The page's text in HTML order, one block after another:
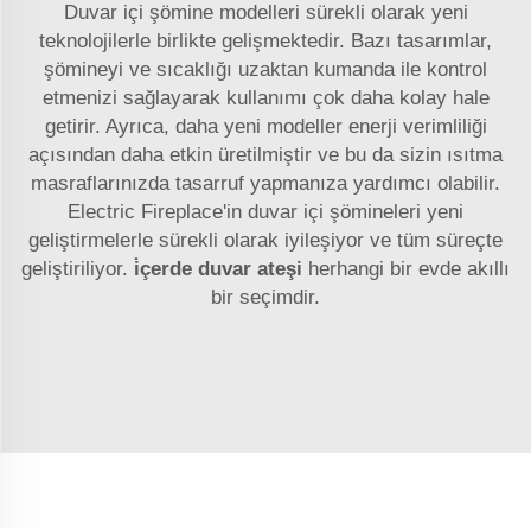
Duvar içi şömine modelleri sürekli olarak yeni
teknolojilerle birlikte gelişmektedir. Bazı tasarımlar,
şömineyi ve sıcaklığı uzaktan kumanda ile kontrol
etmenizi sağlayarak kullanımı çok daha kolay hale
getirir. Ayrıca, daha yeni modeller enerji verimliliği
açısından daha etkin üretilmiştir ve bu da sizin ısıtma
masraflarınızda tasarruf yapmanıza yardımcı olabilir.
Electric Fireplace'in duvar içi şömineleri yeni
geliştirmelerle sürekli olarak iyileşiyor ve tüm süreçte
geliştiriliyor. i̇çerde duvar ateşi herhangi bir evde akıllı
bir seçimdir.